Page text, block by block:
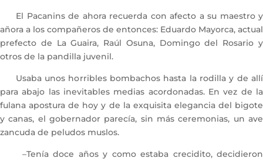
El Pacanins de ahora recuerda con afecto a su maestro y
añora a los compañeros de entonces: Eduardo Mayorca, actual
prefecto de La Guaira, Raúl Osuna, Domingo del Rosario y
otros de la pandilla juvenil.
Usaba unos horribles bombachos hasta la rodilla y de allí
para abajo las inevitables medias acordonadas. En vez de la
fulana apostura de hoy y de la exquisita elegancia del bigote
y canas, el gobernador parecía, sin más ceremonias, un ave
zancuda de peludos muslos.
–Tenía doce años y como estaba crecidito, decidieron